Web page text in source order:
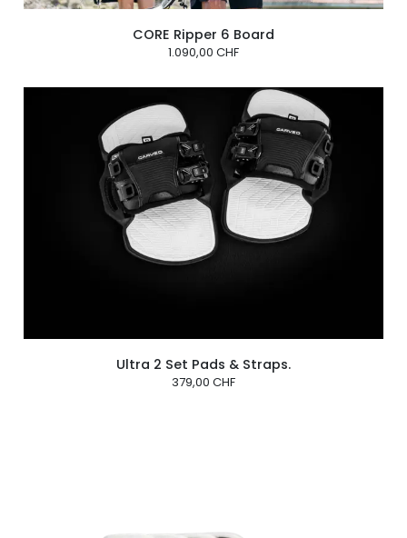
CORE Ripper 6 Board
1.090,00 CHF
Ultra 2 Set Pads & Straps.
379,00 CHF